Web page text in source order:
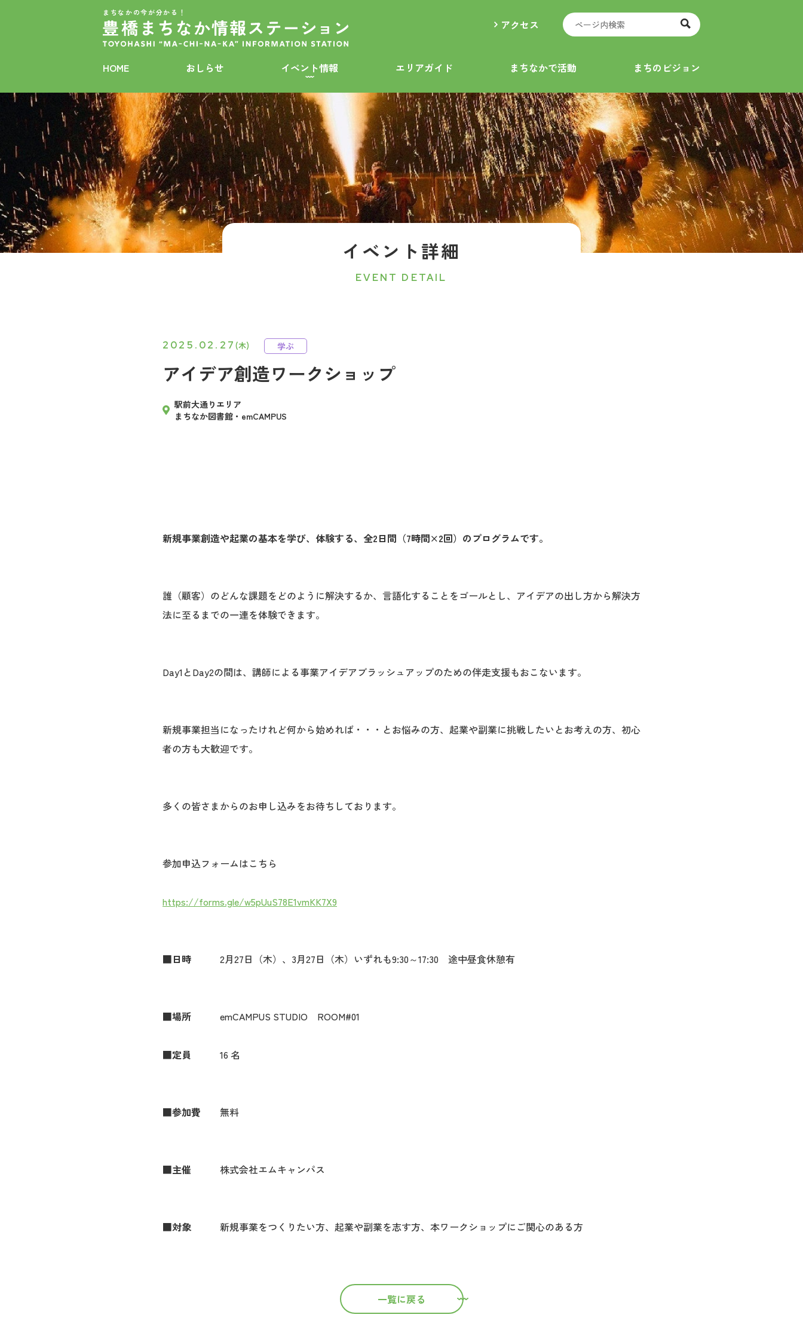
まちなかの今が分かる！
アクセス
HOME おしらせ イベント情報 エリアガイド まちなかで活動 まちのビジョン
イベント詳細
EVENT DETAIL
アイデア創造ワークショップ
2025.02.27 (木) 学ぶ
駅前大通りエリア
まちなか図書館・emCAMPUS
新規事業創造や起業の基本を学び、体験する、全2日間（7時間×2回）のプログラムです。
誰（顧客）のどんな課題をどのように解決するか、言語化することをゴールとし、アイデアの出し方から解決方
法に至るまでの一連を体験できます。
Day1とDay2の間は、講師による事業アイデアブラッシュアップのための伴走支援もおこないます。
新規事業担当になったけれど何から始めれば・・・とお悩みの方、起業や副業に挑戦したいとお考えの方、初心
者の方も大歓迎です。
多くの皆さまからのお申し込みをお待ちしております。
参加申込フォームはこちら
https://forms.gle/w5pUuS78E1vmKK7X9
■日時 2月27日（木）、3月27日（木）いずれも9:30～17:30 途中昼食休憩有
■場所 emCAMPUS STUDIO ROOM#01
■定員 16 名
■参加費 無料
■主催 株式会社エムキャンパス
■対象 新規事業をつくりたい方、起業や副業を志す方、本ワークショップにご関心のある方
一覧に戻る